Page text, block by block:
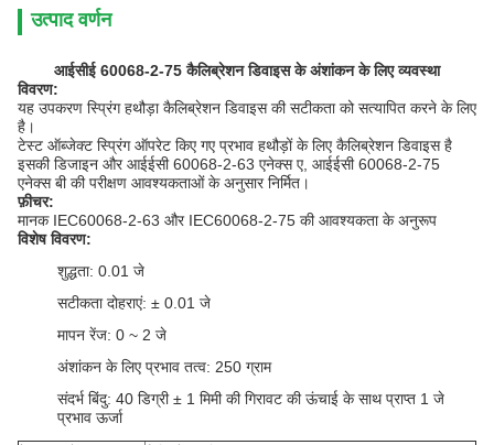
उत्पाद वर्णन
आईसीई 60068-2-75 कैलिब्रेशन डिवाइस के अंशांकन के लिए व्यवस्था
विवरण:
यह उपकरण स्प्रिंग हथौड़ा कैलिब्रेशन डिवाइस की सटीकता को सत्यापित करने के लिए
है।
टेस्ट ऑब्जेक्ट स्प्रिंग ऑपरेट किए गए प्रभाव हथौड़ों के लिए कैलिब्रेशन डिवाइस है
इसकी डिजाइन और आईईसी 60068-2-63 एनेक्स ए, आईईसी 60068-2-75
एनेक्स बी की परीक्षण आवश्यकताओं के अनुसार निर्मित।
फ़ीचर:
मानक IEC60068-2-63 और IEC60068-2-75 की आवश्यकता के अनुरूप
विशेष विवरण:
शुद्धता: 0.01 जे
सटीकता दोहराएं: ± 0.01 जे
मापन रेंज: 0 ~ 2 जे
अंशांकन के लिए प्रभाव तत्व: 250 ग्राम
संदर्भ बिंदु: 40 डिग्री ± 1 मिमी की गिरावट की ऊंचाई के साथ प्राप्त 1 जे
प्रभाव ऊर्जा